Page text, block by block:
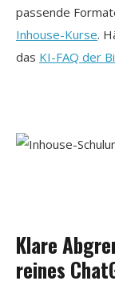
passende
Inhouse-Kurse.
das KI-FAQ der
Klare
reines